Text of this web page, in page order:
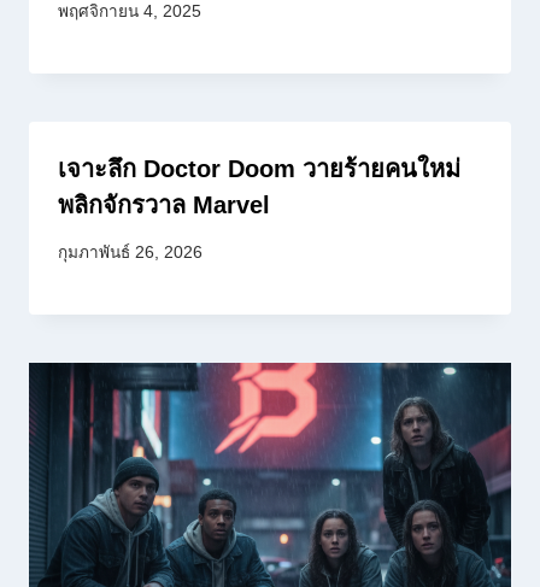
พฤศจิกายน 4, 2025
เจาะลึก Doctor Doom วายร้ายคนใหม่
พลิกจักรวาล Marvel
กุมภาพันธ์ 26, 2026